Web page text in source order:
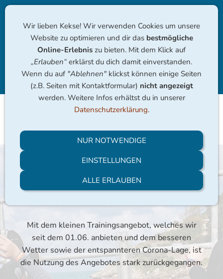
Navigation einblenden
Sport im Wohnzimmer
Unser "Sport im Wohnzimmer" wurde vom
17.11.2020 bis zum 09.06.2021 wöchentlich als
Trainingsalternative auf dieser Website und
unserem YouTube-Kanal veröffentlicht.
Mit dem kleinen Trainingsangebot, welches wir
seit dem 01.06. anbieten und dem besseren
Wetter sowie der entspannteren Corona-Lage, ist
die Nutzung des Angebotes stark zurückgegangen.
Wir lieben Kekse! Wir verwenden Cookies um unsere
Website zu optimieren und dir das bestmögliche
Online-Erlebnis zu bieten. Mit dem Klick auf
„Erlauben“ erklärst du dich damit einverstanden.
Wenn du auf "Ablehnen" klickst können einige Seiten
(z.B. Seiten mit Kontaktformular) nicht angezeigt
werden. Weitere Infos erhältst du in unserer
Datenschutzerklärung.
NUR NOTWENDIGE
EINSTELLUNGEN
ALLE ERLAUBEN